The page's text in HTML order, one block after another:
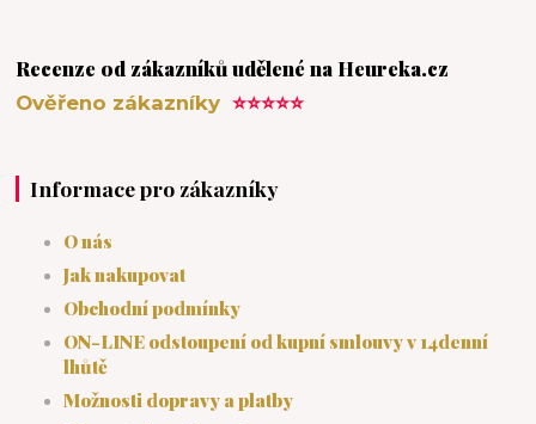
Recenze od zákazníků udělené na Heureka.cz
Ověřeno zákazníky⭐⭐⭐⭐⭐
Informace pro zákazníky
O nás
Jak nakupovat
Obchodní podmínky
ON-LINE odstoupení od kupní smlouvy v 14denní
lhůtě
Možnosti dopravy a platby